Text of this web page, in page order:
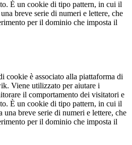
È un cookie di tipo pattern, in cui il
breve serie di numeri e lettere, che
per il dominio che imposta il
cookie è associato alla piattaforma di
Viene utilizzato per aiutare i
il comportamento dei visitatori e
È un cookie di tipo pattern, in cui il
una breve serie di numeri e lettere, che
per il dominio che imposta il